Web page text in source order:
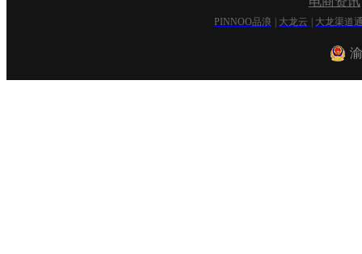
PINNOO品浪 大龙云 大龙渠道